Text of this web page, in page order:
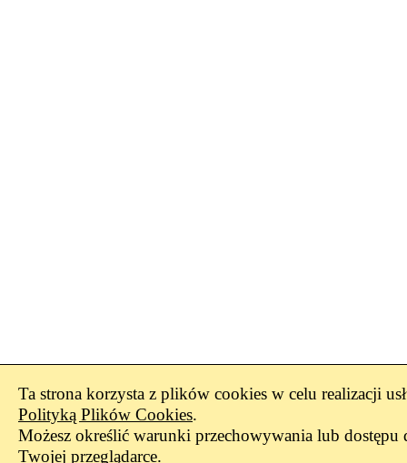
Ta strona korzysta z plików cookies w celu realizacji
Polityką Plików Cookies.
Możesz określić warunki przechowywania lub
Twojej przeglądarce.